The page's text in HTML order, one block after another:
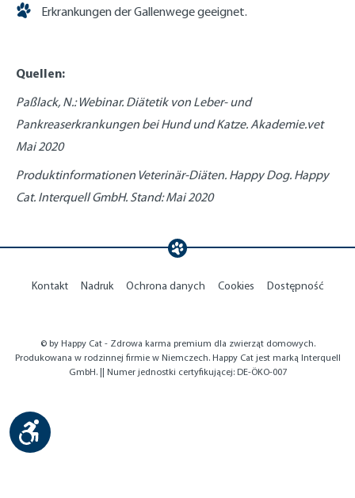
Erkrankungen der Gallenwege geeignet.
Quellen:
Paßlack, N.: Webinar. Diätetik von Leber- und
Pankreaserkrankungen bei Hund und Katze. Akademie.vet
Mai 2020
Produktinformationen Veterinär-Diäten. Happy Dog. Happy
Cat. Interquell GmbH. Stand: Mai 2020
Kontakt Nadruk Ochrona danych Cookies Dostępność
© by Happy Cat - Zdrowa karma premium dla zwierząt domowych.
Produkowana w rodzinnej firmie w Niemczech. Happy Cat jest marką Interquell
GmbH. || Numer jednostki certyfikującej: DE-ÖKO-007
Show toolbar